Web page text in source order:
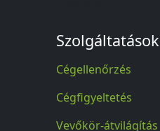
Szolgáltatások
Cégellenőrzés
Cégfigyeltetés
Vevőkör-átvilágítás